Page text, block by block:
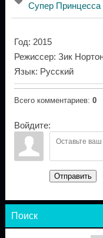
Супер Принцесса
Год: 2015
Режиссер: Зик
Язык: Русский
Всего комментариев: 0
Войдите:
Отправить
Поиск